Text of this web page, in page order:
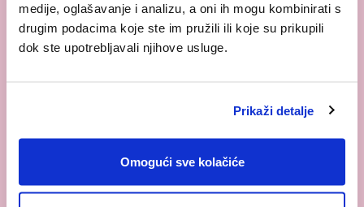
medije, oglašavanje i analizu, a oni ih mogu kombinirati s
drugim podacima koje ste im pružili ili koje su prikupili
dok ste upotrebljavali njihove usluge.
Prikaži detalje
Omogući sve kolačiće
FACEBOOK
INSTAGRAM
BLOG